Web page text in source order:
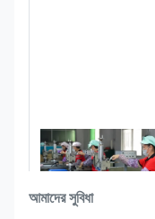
আমাদের সুবিধা